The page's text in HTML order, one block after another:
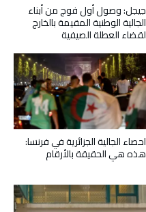
جيجل: وصول أول فوج من أبناء
الجالية الوطنية المقيمة بالخارج
لقضاء العطلة الصيفية
احصاء الجالية الجزائرية في فرنسا:
هذه هي الحقيقة بالأرقام